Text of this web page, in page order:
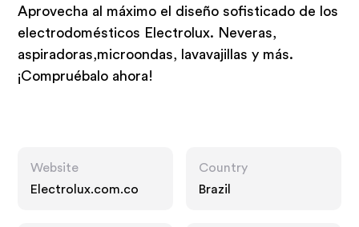
Aprovecha al máximo el diseño sofisticado de los
electrodomésticos Electrolux. Neveras,
aspiradoras,microondas, lavavajillas y más.
¡Compruébalo ahora!
Website
Electrolux.com.co
Country
Brazil